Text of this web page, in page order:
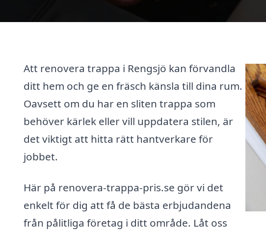
Att renovera trappa i Rengsjö kan förvandla
ditt hem och ge en fräsch känsla till dina rum.
Oavsett om du har en sliten trappa som
behöver kärlek eller vill uppdatera stilen, är
det viktigt att hitta rätt hantverkare för
jobbet.
Här på renovera-trappa-pris.se gör vi det
enkelt för dig att få de bästa erbjudandena
från pålitliga företag i ditt område. Låt oss